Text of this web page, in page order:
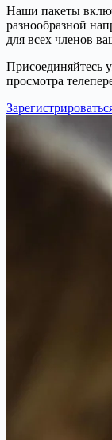
Наши пакеты
разнообразной
для всех членов
Присоединяйтесь
просмотра